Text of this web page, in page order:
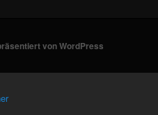
von WordPress